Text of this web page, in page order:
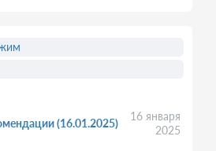
(16.01.2025)
16 января
2025